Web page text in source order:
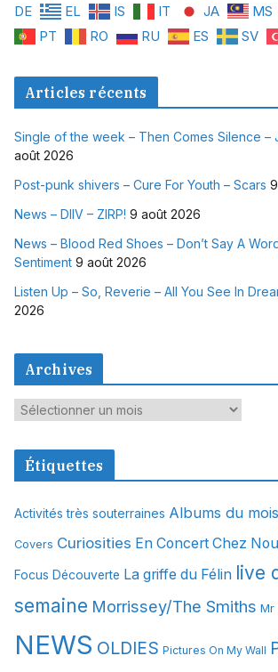
DE
EL IS IT JA MS
PT
RO RU ES SV
Articles récents
Single of the week – Then Comes Silence –
août 2026
Post-punk shivers – Cure For Youth – Scars
News – DIIV – ZIRP! 9 août 2026
News – Blood Red Shoes – Don’t Say A
Sentiment 9 août 2026
Listen Up – So, Reverie – All You See In
2026
Archives
A
c
v
e
Étiquettes
Activités très souterraines Albums du mois
Covers Curiosities En Concert Chez
Focus Découverte La griffe du Félin live
semaine Morrissey/The Smiths Mr
NEWS OLDIES Pictures On My Wall